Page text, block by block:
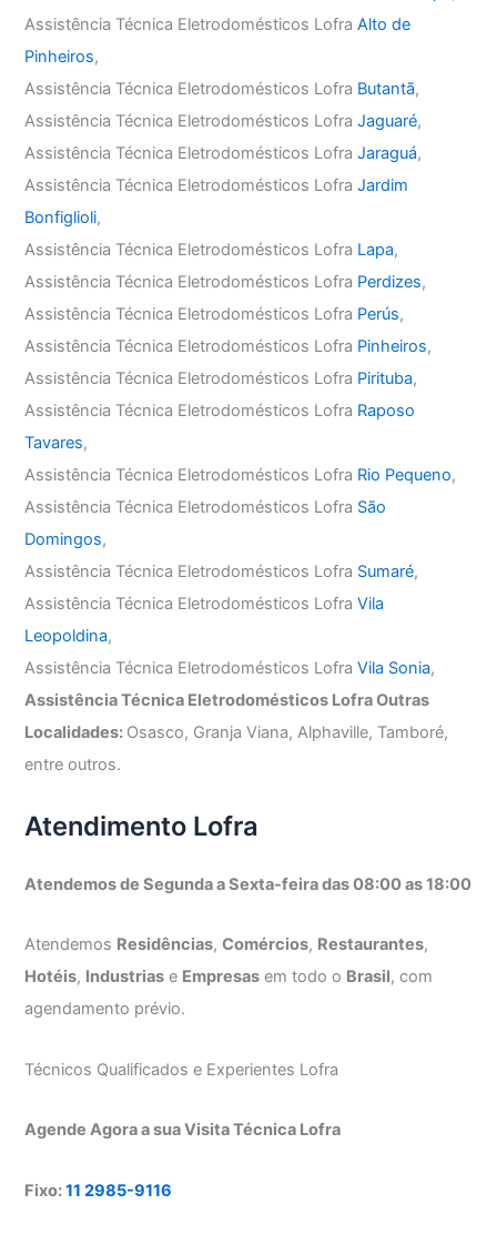
Assistência Técnica Eletrodomésticos LofraAlto de
Pinheiros,
Assistência Técnica Eletrodomésticos Lofra Butantã,
Assistência Técnica Eletrodomésticos LofraJaguaré,
Assistência Técnica Eletrodomésticos LofraJaraguá,
Assistência Técnica Eletrodomésticos LofraJardim
Bonfiglioli,
Assistência Técnica Eletrodomésticos Lofra Lapa,
Assistência Técnica Eletrodomésticos Lofra Perdizes,
Assistência Técnica Eletrodomésticos Lofra Perús,
Assistência Técnica Eletrodomésticos Lofra Pinheiros,
Assistência Técnica Eletrodomésticos Lofra Pirituba,
Assistência Técnica Eletrodomésticos Lofra Raposo
Tavares,
Assistência Técnica Eletrodomésticos Lofra Rio Pequeno,
Assistência Técnica Eletrodomésticos Lofra São
Domingos,
Assistência Técnica Eletrodomésticos Lofra Sumaré,
Assistência Técnica Eletrodomésticos LofraVila
Leopoldina,
Assistência Técnica Eletrodomésticos LofraVila Sonia,
Assistência Técnica Eletrodomésticos Lofra Outras
Localidades: Osasco, Granja Viana, Alphaville, Tamboré,
entre outros.
Atendimento Lofra
Atendemos de Segunda a Sexta-feira das 08:00 as 18:00
Atendemos Residências,Comércios, Restaurantes,
Hotéis, Industrias e Empresas em todo o Brasil, com
agendamento prévio.
Técnicos Qualificados e Experientes Lofra
Agende Agora a sua Visita Técnica Lofra
Fixo:11 2985-9116